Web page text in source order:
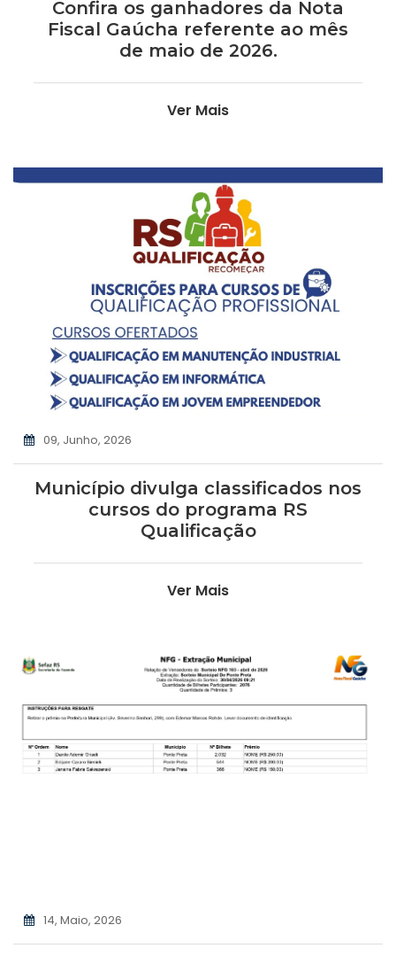
Confira os ganhadores da Nota
Fiscal Gaúcha referente ao mês
de maio de 2026.
Ver Mais
09, Junho, 2026
Município divulga classificados nos
cursos do programa RS
Qualificação
Ver Mais
14, Maio, 2026